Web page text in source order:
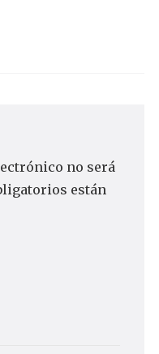
no será
están